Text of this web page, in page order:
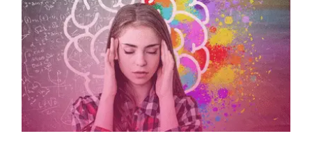
La créativité : un facteur de réussite
dans les études